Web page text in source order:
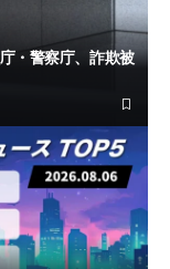
・警察庁、詐欺被